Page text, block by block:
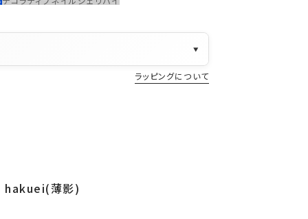
▼
ラッピングについて
hakuei(薄影)